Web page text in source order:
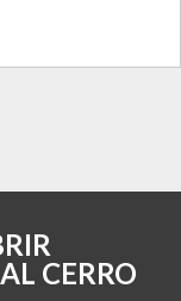
CERRO